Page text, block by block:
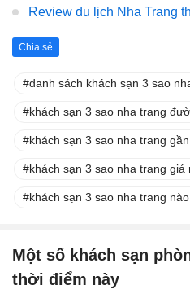
Review du lịch Nha Trang
Chia sẻ
danh sách khách sạn 3 sao
khách sạn 3 sao nha trang
khách sạn 3 sao nha trang
khách sạn 3 sao nha trang giá
khách sạn 3 sao nha trang
Một số khách sạn
thời điểm này